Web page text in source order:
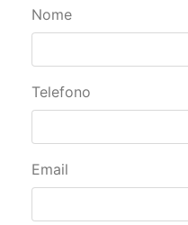
Nome
Telefono
Email